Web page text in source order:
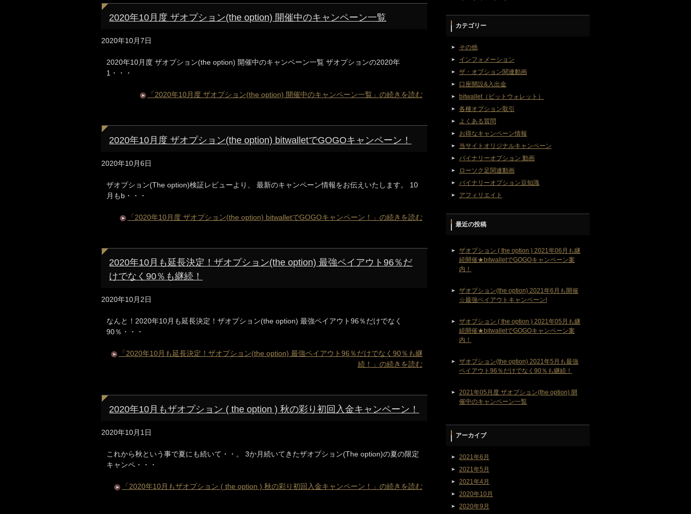
2020年10月度 ザオプション(the option) 開催中のキャンペーン一覧
2020年10月7日
2020年10月度 ザオプション(the option) 開催中のキャンペーン一覧 ザオプションの2020年
1・・・
「2020年10月度 ザオプション(the option) 開催中のキャンペーン一覧」の続きを読む
2020年10月度 ザオプション(the option) bitwalletでGOGOキャンペーン！
2020年10月6日
ザオプション(The option)検証レビューより、 最新のキャンペーン情報をお伝えいたします。 10
月もb・・・
「2020年10月度 ザオプション(the option) bitwalletでGOGOキャンペーン！」の続きを読む
2020年10月も延長決定！ザオプション(the option) 最強ペイアウト96％だ
けでなく90％も継続！
2020年10月2日
なんと！2020年10月も延長決定！ザオプション(the option) 最強ペイアウト96％だけでなく
90％・・・
「2020年10月も延長決定！ザオプション(the option) 最強ペイアウト96％だけでなく90％も継
続！」の続きを読む
2020年10月もザオプション ( the option ) 秋の彩り初回入金キャンペーン！
2020年10月1日
これから秋という事で夏にも続いて・・。 3か月続いてきたザオプション(The option)の夏の限定
キャンペ・・・
「2020年10月もザオプション ( the option ) 秋の彩り初回入金キャンペーン！」の続きを読む
カテゴリー
その他
インフォメーション
ザ・オプション関連動画
口座開設&入出金
bitwallet（ビットウォレット）
各種オプション取引
よくある質問
お得なキャンペーン情報
当サイトオリジナルキャンペーン
バイナリーオプション 動画
ローソク足関連動画
バイナリーオプション豆知識
アフィリエイト
最近の投稿
ザオプション ( the option ) 2021年06月も継
続開催★bitwalletでGOGOキャンペーン案
内！
ザオプション(the option) 2021年6月も開催
☆最強ペイアウトキャンペーン!
ザオプション ( the option ) 2021年05月も継
続開催★bitwalletでGOGOキャンペーン案
内！
ザオプション(the option) 2021年5月も最強
ペイアウト96％だけでなく90％も継続！
2021年05月度 ザオプション(the option) 開
催中のキャンペーン一覧
アーカイブ
2021年6月
2021年5月
2021年4月
2020年10月
2020年9月